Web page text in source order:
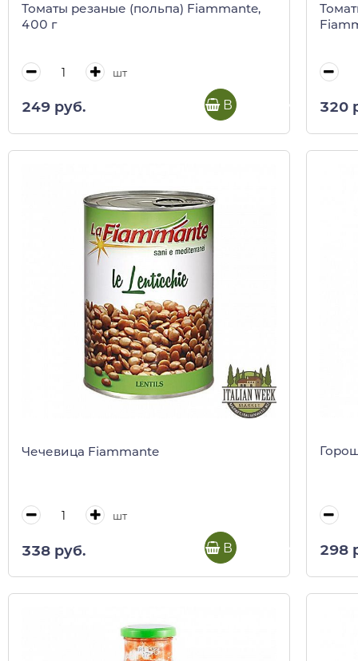
Томаты резаные (польпа) Fiammante,
400 г
шт
249 руб. В корзину 320
Чечевица Fiammante
шт
338 руб. В корзину 298